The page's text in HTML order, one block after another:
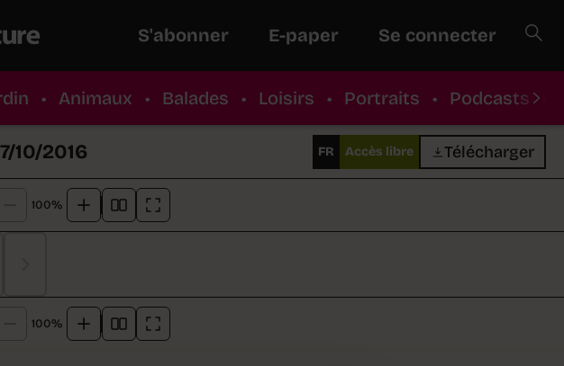
S'abonner E-paper Se connecter
• Animaux • Balades • Loisirs • Portraits • Podcasts
10/2016 FR Accès libre Télécharger
100%
Chargement…
100%